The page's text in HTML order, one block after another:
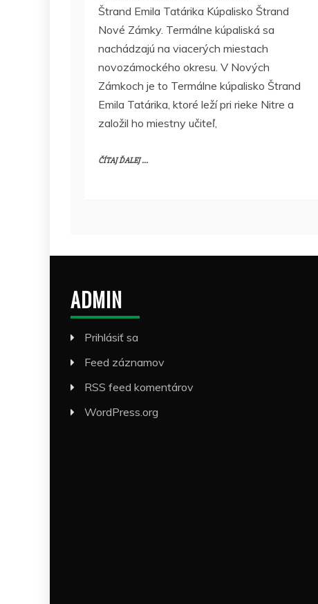
Štrand Emila Tatárika Kúpalisko Štrand
Nové Zámky. Termálne kúpaliská sa
nachádzajú na viacerých miestach
novozámockého okresu. V Nových
Zámkoch je to Termálne kúpalisko Štrand
Emila Tatárika, ktoré leží pri rieke Nitre a
založil ho miestny učiteľ,
ČÍTAJ ĎALEJ ...
ADMIN
Prihlásiť sa
Feed záznamov
RSS feed komentárov
WordPress.org